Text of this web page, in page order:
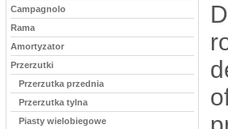
Campagnolo
Rama
Amortyzator
Przerzutki
Przerzutka przednia
Przerzutka tylna
Piasty wielobiegowe